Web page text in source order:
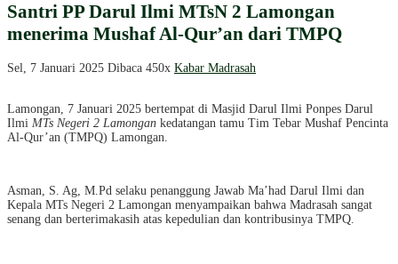
Santri PP Darul Ilmi MTsN 2 Lamongan
menerima Mushaf Al-Qur’an dari TMPQ
Sel, 7 Januari 2025 Dibaca 450x Kabar Madrasah
Lamongan, 7 Januari 2025 bertempat di Masjid Darul Ilmi Ponpes Darul
Ilmi MTs Negeri 2 Lamongan kedatangan tamu Tim Tebar Mushaf Pencinta
Al-Qur’an (TMPQ) Lamongan.
Asman, S. Ag, M.Pd selaku penanggung Jawab Ma’had Darul Ilmi dan
Kepala MTs Negeri 2 Lamongan menyampaikan bahwa Madrasah sangat
senang dan berterimakasih atas kepedulian dan kontribusinya TMPQ.